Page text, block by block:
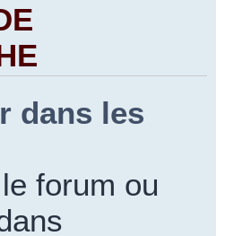
dans les
forum ou